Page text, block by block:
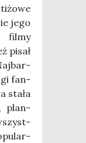
jego
fil­my
pisał
fan­
sta­ła
plan­